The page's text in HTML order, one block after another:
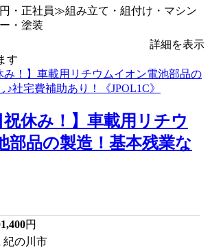
・正社員≫組み立て・組付け・マシン
・塗装
詳細を表示
す
祝休み！】車載用リチウ
部品の製造！基本残業な
円
紀の川市